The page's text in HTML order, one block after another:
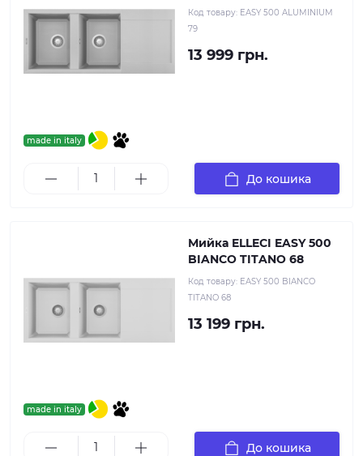
made in italy
Код товару: EASY 500 ALUMINIUM
79
13 999 грн.
До кошика
made in italy
Мийка ELLECI EASY 500
BIANCO TITANO 68
Код товару: EASY 500 BIANCO
TITANO 68
13 199 грн.
До кошика